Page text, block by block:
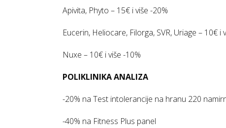
Apivita, Phyto – 15€ i više -20%
Eucerin, Heliocare, Filorga, SVR, Uriage – 10€ i
Nuxe – 10€ i više -10%
POLIKLINIKA ANALIZA
-20% na Test intolerancije na hranu 220
-40% na Fitness Plus panel